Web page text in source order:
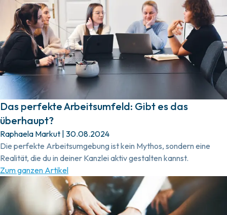
Das perfekte Arbeitsumfeld: Gibt es das
überhaupt?
Raphaela Markut | 30.08.2024
Die perfekte Arbeitsumgebung ist kein Mythos, sondern eine
Realität, die du in deiner Kanzlei aktiv gestalten kannst.
Zum ganzen Artikel